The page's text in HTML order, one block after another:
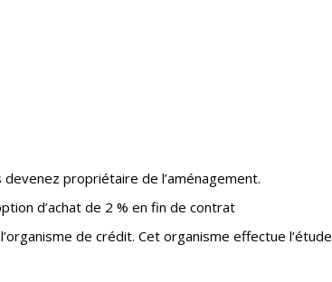
propriétaire de l’aménagement.
d’achat de 2 % en fin de contrat
de crédit. Cet organisme effectue l’étude